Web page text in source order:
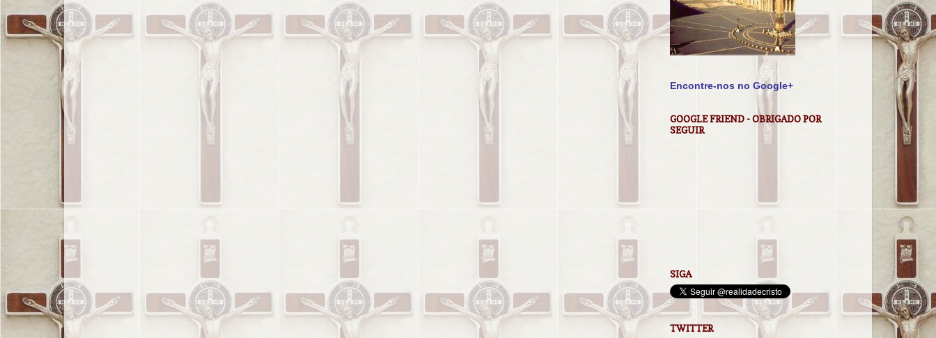
Encontre-nos no Google+
GOOGLE FRIEND - OBRIGADO POR
SEGUIR
SIGA
TWITTER